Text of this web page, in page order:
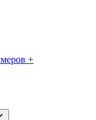
+